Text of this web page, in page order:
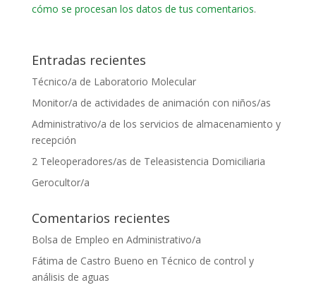
cómo se procesan los datos de tus comentarios.
Entradas recientes
Técnico/a de Laboratorio Molecular
Monitor/a de actividades de animación con niños/as
Administrativo/a de los servicios de almacenamiento y
recepción
2 Teleoperadores/as de Teleasistencia Domiciliaria
Gerocultor/a
Comentarios recientes
Bolsa de Empleo en Administrativo/a
Fátima de Castro Bueno en Técnico de control y
análisis de aguas